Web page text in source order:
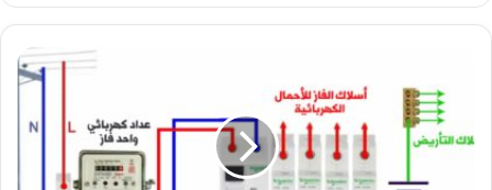
القواطع
الكهربائية
المنزلية